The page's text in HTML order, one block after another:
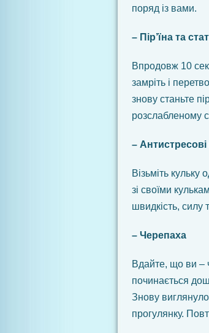
поряд із вами.
– Пір’їна та
Впродовж 10
замріть і
знову станьте
розслабленому
– Антистресові
Візьміть кульку
зі своїми
швидкість, силу
– Черепаха
Вдайте, що ви –
починається
Знову
прогулянку.